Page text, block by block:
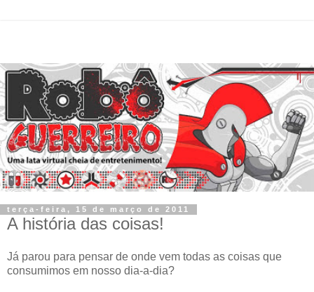
terça-feira, 15 de março de 2011
A história das coisas!
Já parou para pensar de onde vem todas as coisas que
consumimos em nosso dia-a-dia?